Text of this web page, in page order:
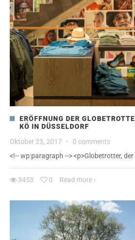
ERÖFFNUNG DER
KÖ IN DÜSSELDORF
Oktober 23, 2017
·
0 comments
<!-- wp:paragraph --> <p>Globetrotter,
3453 0 Read more